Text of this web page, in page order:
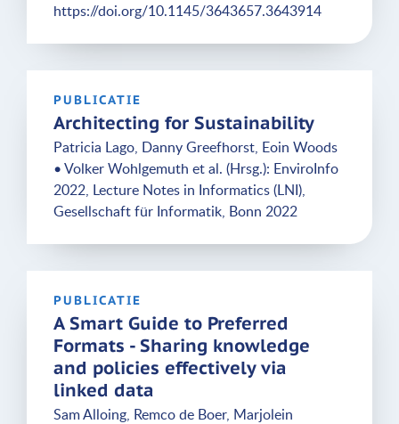
https://doi.org/10.1145/3643657.3643914
PUBLICATIE
Architecting for Sustainability
Patricia Lago, Danny Greefhorst, Eoin Woods
• Volker Wohlgemuth et al. (Hrsg.): EnviroInfo
2022, Lecture Notes in Informatics (LNI),
Gesellschaft für Informatik, Bonn 2022
PUBLICATIE
A Smart Guide to Preferred
Formats - Sharing knowledge
and policies effectively via
linked data
Sam Alloing, Remco de Boer, Marjolein